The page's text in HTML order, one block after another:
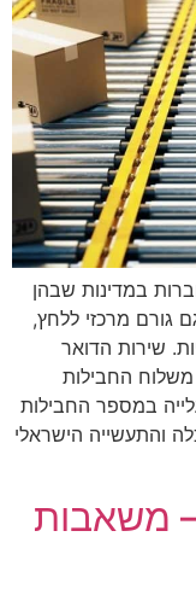
במדינות שבהן
גורם מרכזי ללחץ,
שירות הדואר
משלוח החבילות
במספר החבילות
והתעשייה הישראלי
משאבות